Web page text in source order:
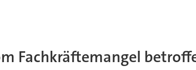
Fachkräftemangel